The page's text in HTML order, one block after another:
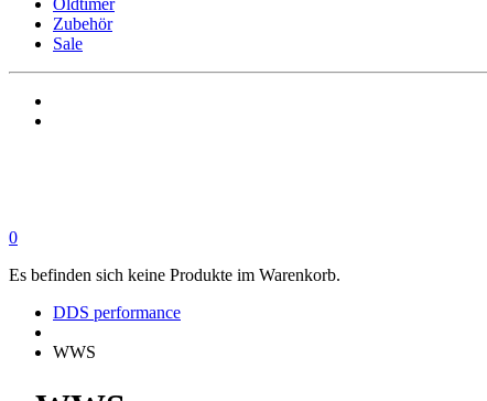
Oldtimer
Zubehör
Sale
0
Es befinden sich keine Produkte im Warenkorb.
DDS performance
WWS